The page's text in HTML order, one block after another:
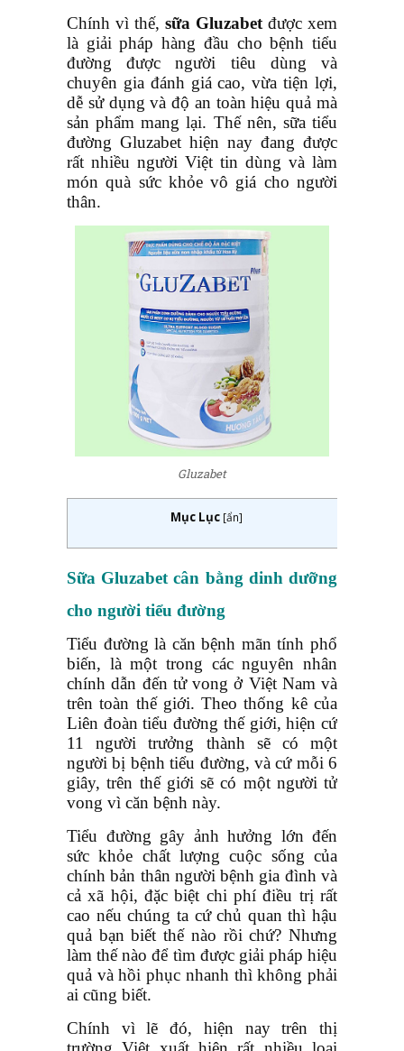
Chính vì thế, sữa Gluzabet được xem
là giải pháp hàng đầu cho bệnh tiểu
đường được người tiêu dùng và
chuyên gia đánh giá cao, vừa tiện lợi,
dễ sử dụng và độ an toàn hiệu quả mà
sản phẩm mang lại. Thế nên, sữa tiểu
đường Gluzabet hiện nay đang được
rất nhiều người Việt tin dùng và làm
món quà sức khỏe vô giá cho người
thân.
Gluzabet
Mục Lục [ẩn]
Sữa Gluzabet cân bằng dinh dưỡng
cho người tiểu đường
Tiểu đường là căn bệnh mãn tính phổ
biến, là một trong các nguyên nhân
chính dẫn đến tử vong ở Việt Nam và
trên toàn thế giới. Theo thống kê của
Liên đoàn tiểu đường thế giới, hiện cứ
11 người trưởng thành sẽ có một
người bị bệnh tiểu đường, và cứ mỗi 6
giây, trên thế giới sẽ có một người tử
vong vì căn bệnh này.
Tiểu đường gây ảnh hưởng lớn đến
sức khỏe chất lượng cuộc sống của
chính bản thân người bệnh gia đình và
cả xã hội, đặc biệt chi phí điều trị rất
cao nếu chúng ta cứ chủ quan thì hậu
quả bạn biết thế nào rồi chứ? Nhưng
làm thế nào để tìm được giải pháp hiệu
quả và hồi phục nhanh thì không phải
ai cũng biết.
Chính vì lẽ đó, hiện nay trên thị